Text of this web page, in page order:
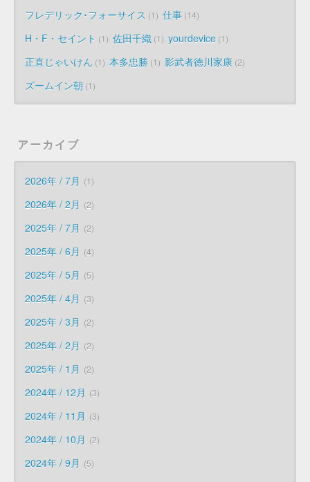
フレデリック･フォーサイス 1 仕事 14
H・F・セイント 1 佐田千織 1 yourdevice 1
正直じゃいけん 1 本多忠勝 1 影武者徳川家康 2
ズームイン朝 1
アーカイブ
2026年 / 7月 1
2026年 / 2月 2
2025年 / 7月 2
2025年 / 6月 4
2025年 / 5月 5
2025年 / 4月 3
2025年 / 3月 2
2025年 / 2月 2
2025年 / 1月 2
2024年 / 12月 3
2024年 / 11月 3
2024年 / 10月 2
2024年 / 9月 5